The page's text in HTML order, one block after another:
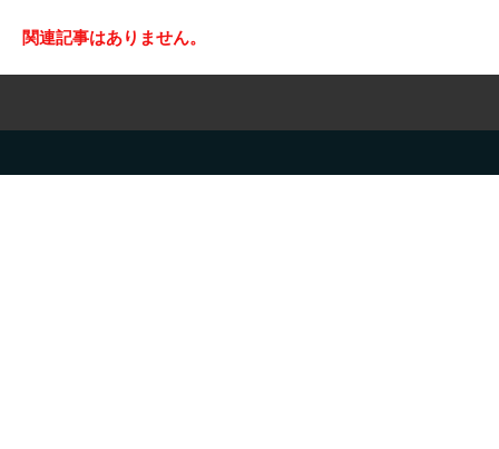
関連記事はありません。